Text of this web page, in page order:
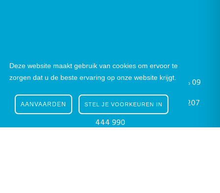
Deze website maakt gebruik van cookies om ervoor te
zorgen dat u de beste ervaring op onze website krijgt.
STEL JE VOORKEUREN IN
AANVAARDEN
Nieuwsbrief| Facebook|
Instagram
Gustaaf Schockaertstraat 7, 9620 Zottegem |
09
364 65 00| info@zottegem.be| Btw BE 0207
444 990